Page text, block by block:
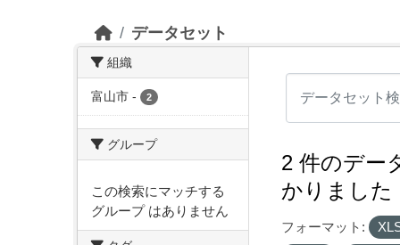
データセット
組織
富山市 - 2
グループ
この検索にマッチする
グループ はありません
2 件のデー
かりました
フォーマット: